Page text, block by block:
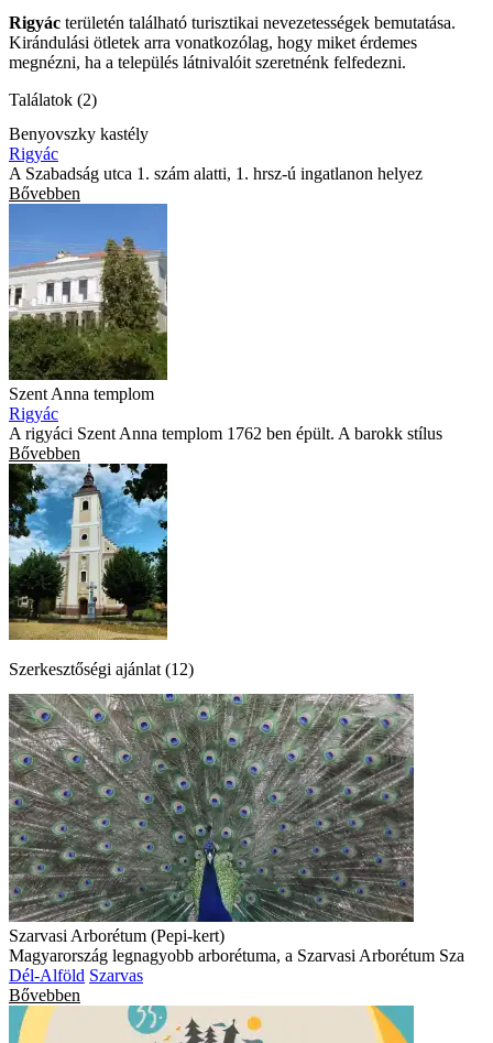
Rigyác területén található turisztikai nevezetességek bemutatása.
Kirándulási ötletek arra vonatkozólag, hogy miket érdemes
megnézni, ha a település látnivalóit szeretnénk felfedezni.
Találatok (2)
Benyovszky kastély
Rigyác
A Szabadság utca 1. szám alatti, 1. hrsz-ú ingatlanon helyez
Bővebben
Szent Anna templom
Rigyác
A rigyáci Szent Anna templom 1762 ben épült. A barokk stílus
Bővebben
Szerkesztőségi ajánlat (12)
Szarvasi Arborétum (Pepi-kert)
Magyarország legnagyobb arborétuma, a Szarvasi Arborétum Sza
Dél-Alföld Szarvas
Bővebben